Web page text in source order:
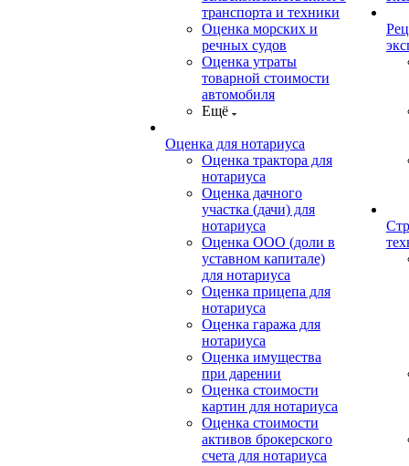
транспорта и техники
Оценка морских и
речных судов
Оценка утраты
товарной стоимости
автомобиля
Ещё
Оценка для нотариуса
Оценка трактора для
нотариуса
Оценка дачного
участка (дачи) для
нотариуса
Оценка ООО (доли в
уставном капитале)
для нотариуса
Оценка прицепа для
нотариуса
Оценка гаража для
нотариуса
Оценка имущества
при дарении
Оценка стоимости
картин для нотариуса
Оценка стоимости
активов брокерского
счета для нотариуса